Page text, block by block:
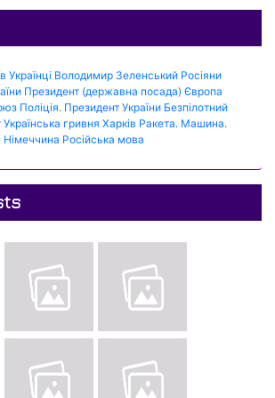
Українці Володимир Зеленський Росіяни
Президент (державна посада) Європа
Поліція. Президент України Безпілотний
Українська гривня Харків Ракета. Машина.
Німеччина Російська мова